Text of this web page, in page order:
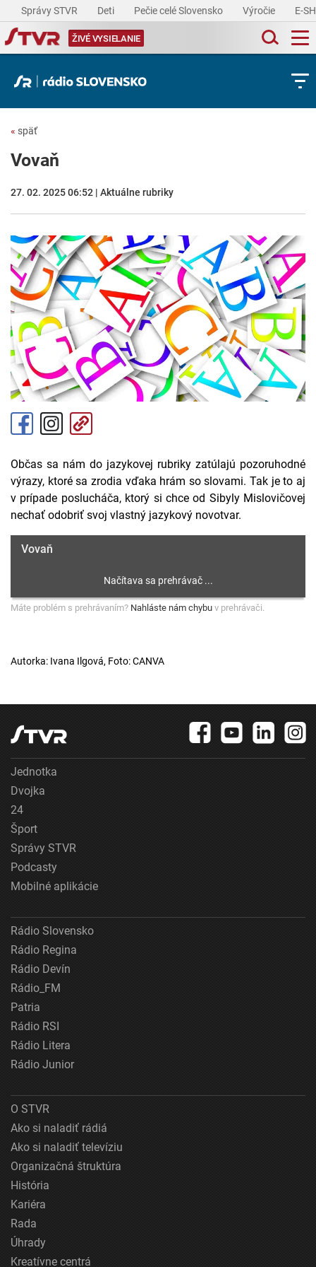
Správy STVR Deti Pečie celé Slovensko Výročie E-
ŽIVÉ VYSIELANIE
« späť
Vovaň
27. 02. 2025 06:52 | Aktuálne rubriky
Občas sa nám do jazykovej rubriky zatúlajú pozoruhodné
výrazy, ktoré sa zrodia vďaka hrám so slovami. Tak je to aj
v prípade poslucháča, ktorý si chce od Sibyly Mislovičovej
nechať odobriť svoj vlastný jazykový novotvar.
Vovaň
Máte problém s prehrávaním? Nahláste nám chybu v prehrávači.
Autorka: Ivana Ilgová, Foto: CANVA
Jednotka
Dvojka
24
Šport
Správy STVR
Podcasty
Mobilné aplikácie
Rádio Slovensko
Rádio Regina
Rádio Devín
Rádio_FM
Patria
Rádio RSI
Rádio Litera
Rádio Junior
O STVR
Ako si naladiť rádiá
Ako si naladiť televíziu
Organizačná štruktúra
História
Kariéra
Rada
Úhrady
Kreatívne centrá